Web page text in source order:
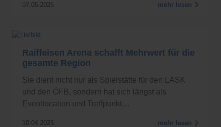
07.05.2026 mehr lesen
Raiffeisen Arena schafft Mehrwert für die
gesamte Region
Sie dient nicht nur als Spielstätte für den LASK
und den ÖFB, sondern hat sich längst als
Eventlocation und Treffpunkt…
10.04.2026 mehr lesen